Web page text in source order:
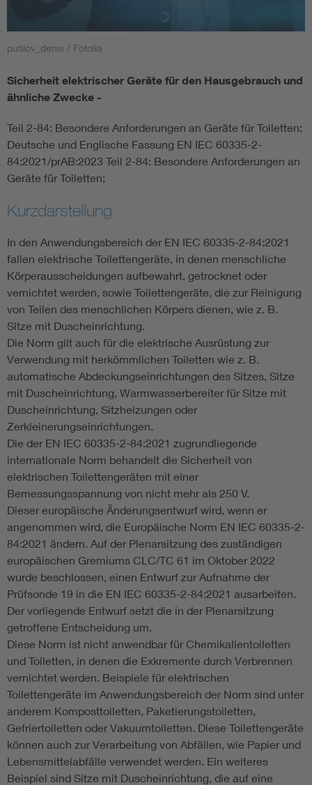
Smart Cities
Blitzschutz: DIN EN 62305 in der Übersicht
Circular Economy für mehr Ressourceneffizienz
Cybersecurity in der Industrieautomatisierung
DIN VDE 0100 für sichere Elektroinstallationen
Elektrofachkraft (EFK)
putilov_denis / Fotolia
Sicherheit elektrischer Geräte für den Hausgebrauch und
ähnliche Zwecke -
Teil 2-84: Besondere Anforderungen an Geräte für Toiletten;
Deutsche und Englische Fassung EN IEC 60335-2-
84:2021/prAB:2023 Teil 2-84: Besondere Anforderungen an
Geräte für Toiletten;
Kurzdarstellung
In den Anwendungsbereich der EN IEC 60335-2-84:2021
fallen elektrische Toilettengeräte, in denen menschliche
Körperausscheidungen aufbewahrt, getrocknet oder
vernichtet werden, sowie Toilettengeräte, die zur Reinigung
von Teilen des menschlichen Körpers dienen, wie z. B.
Sitze mit Duscheinrichtung.
Die Norm gilt auch für die elektrische Ausrüstung zur
Verwendung mit herkömmlichen Toiletten wie z. B.
automatische Abdeckungseinrichtungen des Sitzes, Sitze
mit Duscheinrichtung, Warmwasserbereiter für Sitze mit
Duscheinrichtung, Sitzheizungen oder
Zerkleinerungseinrichtungen.
Die der EN IEC 60335-2-84:2021 zugrundliegende
internationale Norm behandelt die Sicherheit von
elektrischen Toilettengeräten mit einer
Bemessungsspannung von nicht mehr als 250 V.
Dieser europäische Änderungsentwurf wird, wenn er
angenommen wird, die Europäische Norm EN IEC 60335-2-
84:2021 ändern. Auf der Plenarsitzung des zuständigen
europäischen Gremiums CLC/TC 61 im Oktober 2022
wurde beschlossen, einen Entwurf zur Aufnahme der
Prüfsonde 19 in die EN IEC 60335-2-84:2021 ausarbeiten.
Der vorliegende Entwurf setzt die in der Plenarsitzung
getroffene Entscheidung um.
Diese Norm ist nicht anwendbar für Chemikalientoiletten
und Toiletten, in denen die Exkremente durch Verbrennen
vernichtet werden. Beispiele für elektrischen
Toilettengeräte im Anwendungsbereich der Norm sind unter
anderem Komposttoiletten, Paketierungstoiletten,
Gefriertoiletten oder Vakuumtoiletten. Diese Toilettengeräte
können auch zur Verarbeitung von Abfällen, wie Papier und
Lebensmittelabfälle verwendet werden. Ein weiteres
Beispiel sind Sitze mit Duscheinrichtung, die auf eine